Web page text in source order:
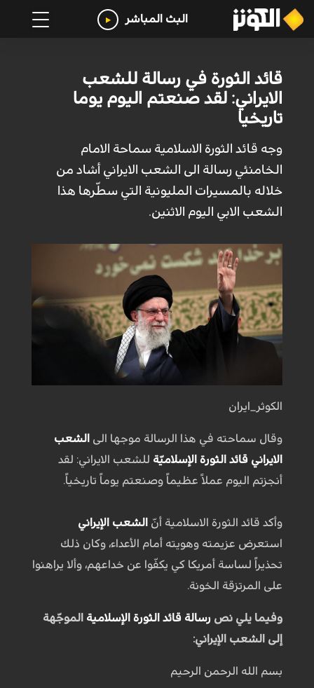
البث المباشر
قائد الثورة في رسالة للشعب
الايراني: لقد صنعتم اليوم يوما
تاريخيا
وجه قائد الثورة الاسلامية سماحة الامام
الخامنئي رسالة الى الشعب الايراني أشاد من
خلاله بالمسيرات المليونية التي سطّرها هذا
الشعب الابي اليوم الاثنين.
الكوثر_ايران
وقال سماحته في هذا الرسالة موجها الى الشعب
الايراني قائد الثورة الإسلاميّة للشعب الايراني: لقد
أنجزتم اليوم عملاً عظيماً وصنعتم يوماً تاريخياً.
وأكد قائد الثورة الاسلامية أنّ الشعب الإيراني
استعرض عزيمته وهويته أمام الأعداء، وكان ذلك
تحذيراً لساسة أمريكا كي يكفّوا عن خداعهم، وألا يراهنوا
على المرتزقة الخونة.
وفيما يلي نص رسالة قائد الثورة الإسلامية الموجّهة
إلى الشعب الإيراني:
بسم الله الرحمن الرحيم